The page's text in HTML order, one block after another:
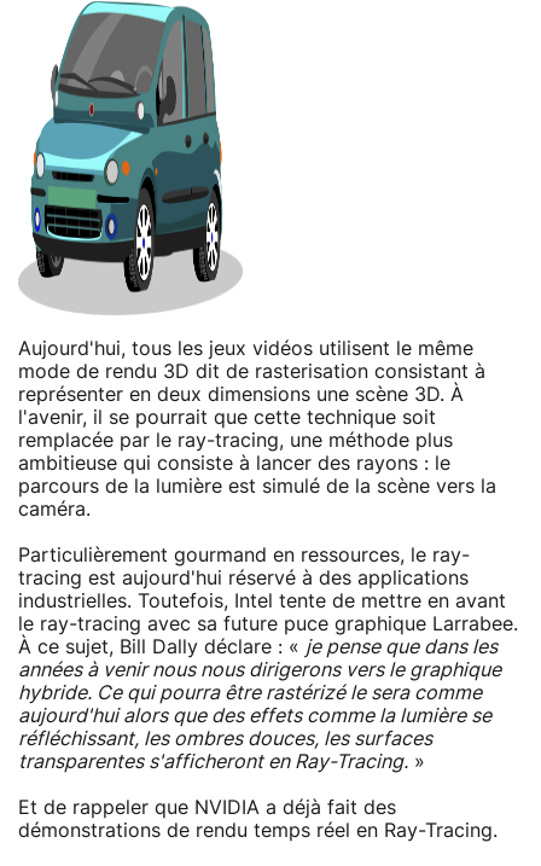
Aujourd'hui, tous les jeux vidéos utilisent le même
mode de rendu 3D dit de rasterisation consistant à
représenter en deux dimensions une scène 3D. À
l'avenir, il se pourrait que cette technique soit
remplacée par le ray-tracing, une méthode plus
ambitieuse qui consiste à lancer des rayons : le
parcours de la lumière est simulé de la scène vers la
caméra.
Particulièrement gourmand en ressources, le ray-
tracing est aujourd'hui réservé à des applications
industrielles. Toutefois, Intel tente de mettre en avant
le ray-tracing avec sa future puce graphique Larrabee.
À ce sujet, Bill Dally déclare : « je pense que dans les
années à venir nous nous dirigerons vers le graphique
hybride. Ce qui pourra être rastérizé le sera comme
aujourd'hui alors que des effets comme la lumière se
réfléchissant, les ombres douces, les surfaces
transparentes s'afficheront en Ray-Tracing. »
Et de rappeler que NVIDIA a déjà fait des
démonstrations de rendu temps réel en Ray-Tracing.